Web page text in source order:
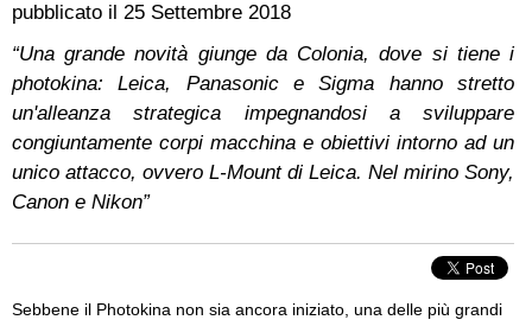
pubblicato il 25 Settembre 2018
“Una grande novità giunge da Colonia, dove si tiene i
photokina: Leica, Panasonic e Sigma hanno stretto
un'alleanza strategica impegnandosi a sviluppare
congiuntamente corpi macchina e obiettivi intorno ad un
unico attacco, ovvero L-Mount di Leica. Nel mirino Sony,
Canon e Nikon”
Sebbene il Photokina non sia ancora iniziato, una delle più grandi